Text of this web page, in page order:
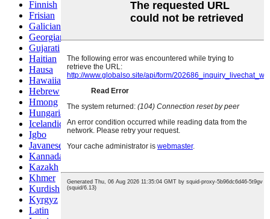
Finnish
Frisian
Galician
Georgian
Gujarati
Haitian
Hausa
Hawaiian
Hebrew
Hmong
Hungarian
Icelandic
Igbo
Javanese
Kannada
Kazakh
Khmer
Kurdish
Kyrgyz
Latin